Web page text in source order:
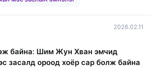
2026.02.11
байна: Шим Жун Хван эмчид
засалд ороод хоёр сар болж байна